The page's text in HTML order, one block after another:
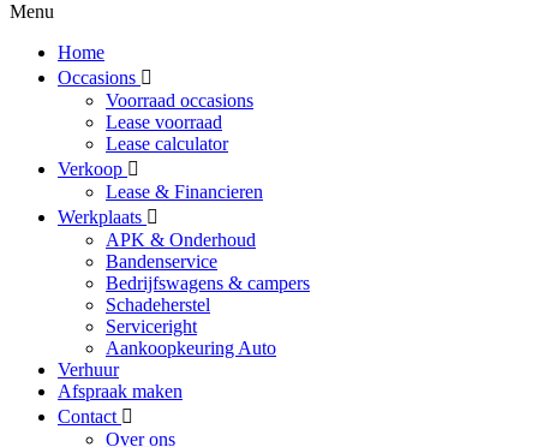
Menu
Home
Occasions
Voorraad occasions
Lease voorraad
Lease calculator
Verkoop
Lease & Financieren
Werkplaats
APK & Onderhoud
Bandenservice
Bedrijfswagens & campers
Schadeherstel
Serviceright
Aankoopkeuring Auto
Verhuur
Afspraak maken
Contact
Over ons